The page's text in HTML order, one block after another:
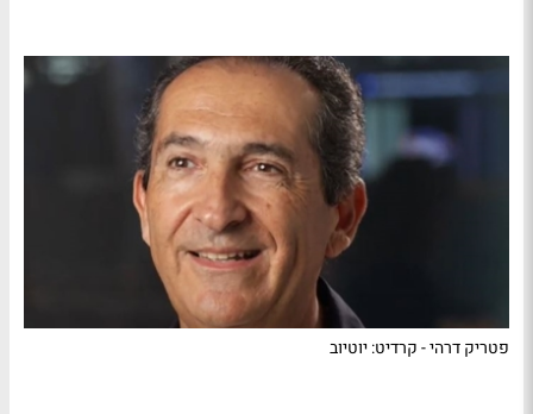
פטריק דרהי - קרדיט: יוטיוב